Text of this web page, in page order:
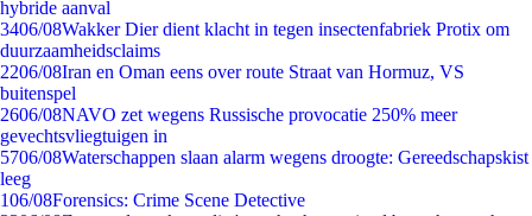
hybride aanval
3406/08Wakker Dier dient klacht in tegen insectenfabriek Protix om
duurzaamheidsclaims
2206/08Iran en Oman eens over route Straat van Hormuz, VS
buitenspel
2606/08NAVO zet wegens Russische provocatie 250% meer
gevechtsvliegtuigen in
5706/08Waterschappen slaan alarm wegens droogte: Gereedschapskist
leeg
106/08Forensics: Crime Scene Detective